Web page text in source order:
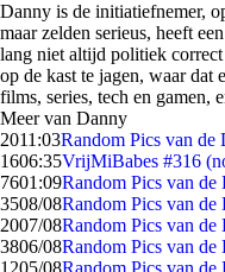
Danny is de initiatiefnemer,
maar zelden serieus, heeft
lang niet altijd politiek correct
op de kast te jagen, waar
films, series, tech en gamen,
Meer van Danny
2011:03Random Pics van de
1606:35VrijMiBabes #316
7601:09Random Pics van de
3508/08Random Pics van de
2007/08Random Pics van de
3806/08Random Pics van de
1205/08Random Pics van de